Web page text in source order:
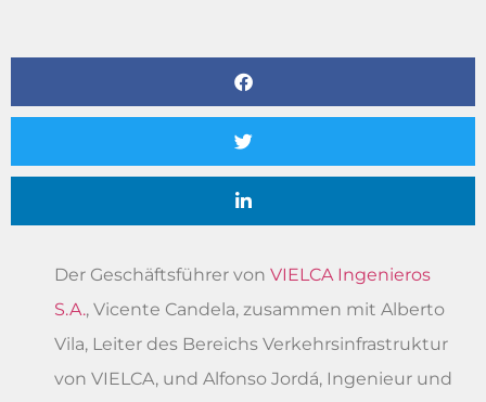
Der Geschäftsführer von VIELCA Ingenieros
S.A., Vicente Candela, zusammen mit Alberto
Vila, Leiter des Bereichs Verkehrsinfrastruktur
von VIELCA, und Alfonso Jordá, Ingenieur und